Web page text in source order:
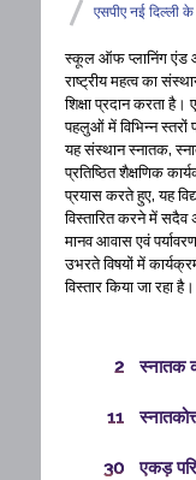
एसपीए नई दिल्ली के
स्कूल ऑफ प्लानिंग एंड
राष्ट्रीय महत्व का
शिक्षा प्रदान करता है।
पहलुओं में विभिन्न स्तरों
यह संस्थान स्नातक,
प्रतिष्ठित शैक्षणिक
प्रयास करते हुए, यह
विस्तारित करने में सदैव
मानव आवास एवं
उभरते विषयों में
विस्तार किया जा रहा है।
2 स्नातक
11
30 एकड़